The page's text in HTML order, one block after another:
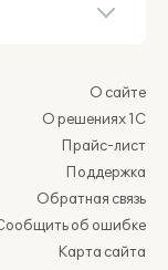
О сайте
О решениях 1С
Прайс-лист
Поддержка
Обратная связь
об ошибке
Карта сайта